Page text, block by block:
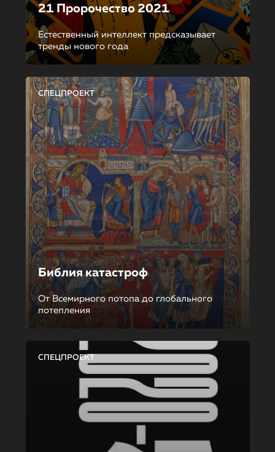
21 Пророчество 2021
Естественный интеллект предсказывает
тренды нового года
СПЕЦПРОЕКТ
Библия катастроф
От Всемирного потопа до глобального
потепления
СПЕЦПРОЕКТ